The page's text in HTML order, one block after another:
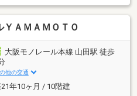
ＹＡＭＡＭＯＴＯ
大阪モノレール本線 山田駅 徒歩
他の交通
年10ヶ月 / 10階建